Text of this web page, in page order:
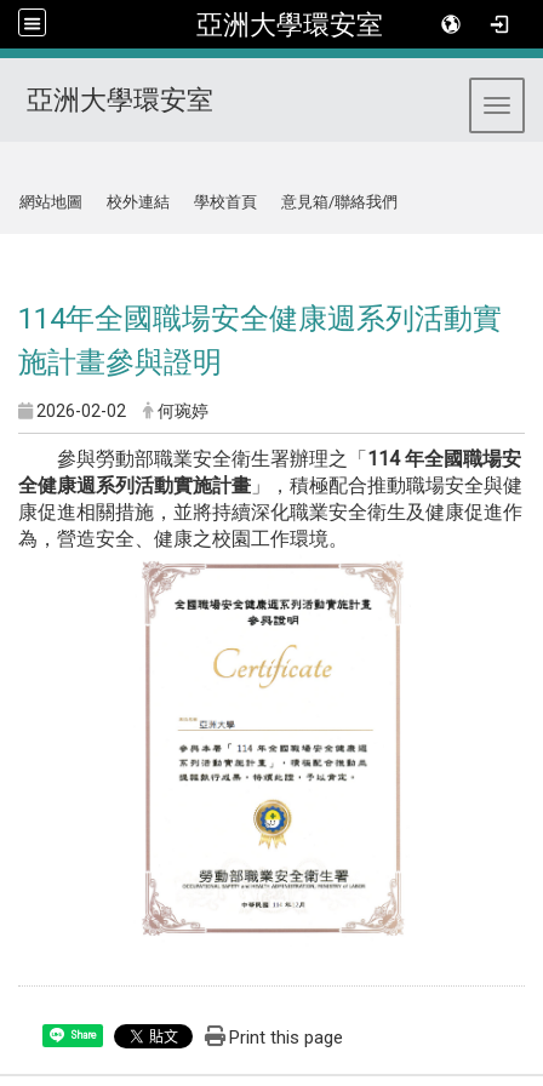
亞洲大學環安室
亞洲大學環安室
網站地圖
校外連結 學校首頁 意見箱/聯絡我們
114年全國職場安全健康週系列活動實
施計畫參與證明
2026-02-02 何琬婷
參與勞動部職業安全衛生署辦理之「 114 年全國職場安
全健康週系列活動實施計畫 」，積極配合推動職場安全與健
康促進相關措施，並將持續深化職業安全衛生及健康促進作
為，營造安全、健康之校園工作環境。
Share Print this page